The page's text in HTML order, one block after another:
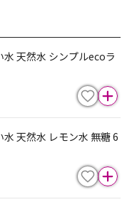
水 天然水 シンプルecoラ
水 天然水 レモン水 無糖 6